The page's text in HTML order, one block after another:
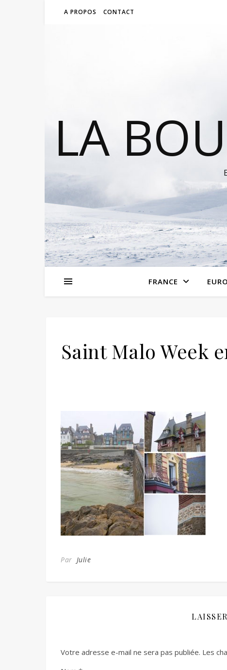
A PROPOS CONTACT
LA
FRANCE
Saint Malo Week
Par Julie
Votre adresse e-mail ne sera pas publiée. Les